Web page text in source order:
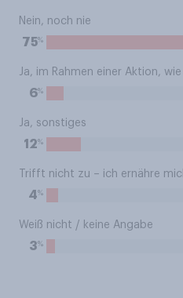
Nein, noch nie
75%
Ja, im Rahmen einer Aktion,
6%
Ja, sonstiges
12%
Trifft nicht zu – ich ernähre
4%
Weiß nicht / keine Angabe
3%